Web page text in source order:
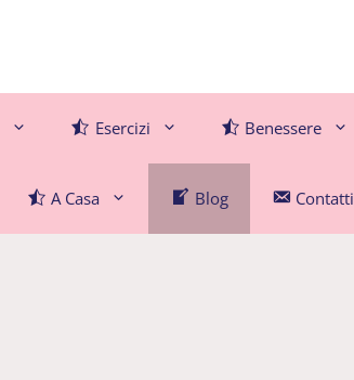
Esercizi Benessere
A Casa Blog Contatti